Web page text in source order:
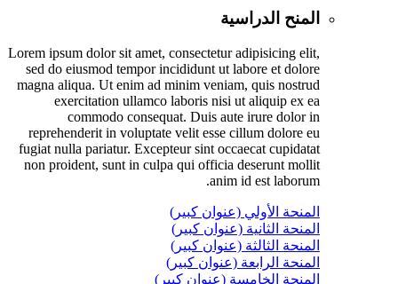
المنح الدراسية
Lorem ipsum dolor sit amet, consectetur adipisicing elit,
sed do eiusmod tempor incididunt ut labore et dolore
magna aliqua. Ut enim ad minim veniam, quis nostrud
exercitation ullamco laboris nisi ut aliquip ex ea
commodo consequat. Duis aute irure dolor in
reprehenderit in voluptate velit esse cillum dolore eu
fugiat nulla pariatur. Excepteur sint occaecat cupidatat
non proident, sunt in culpa qui officia deserunt mollit
anim id est laborum.
المنحة الأولي (عنوان كبير)
المنحة الثانية (عنوان كبير)
المنحة الثالثة (عنوان كبير)
المنحة الرابعة (عنوان كبير)
المنحة الخامسة (عنوان كبير)